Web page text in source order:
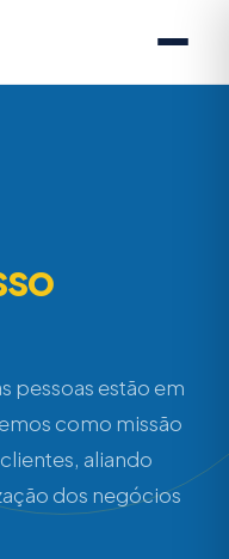
pessoas estão em
como missão
aliando
dos negócios